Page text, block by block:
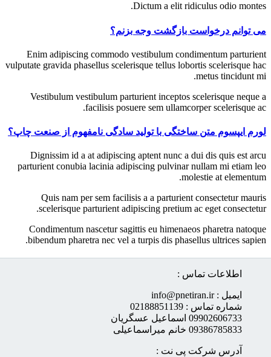
Dictum a elit ridiculus odio montes.
می توانم درخواست بازگشت وجه بزنم؟
Enim adipiscing commodo vestibulum condimentum parturient
vulputate gravida phasellus scelerisque tellus lobortis scelerisque hac
metus tincidunt mi.
Vestibulum vestibulum parturient inceptos scelerisque neque a
facilisis posuere sem ullamcorper scelerisque ac.
لورم ایپسوم متن ساختگی با تولید سادگی نامفهوم از صنعت چاپ؟
Dignissim id a at adipiscing aptent nunc a dui dis quis est arcu
parturient conubia lacinia adipiscing pulvinar nullam mi etiam leo
molestie at elementum.
Quis nam per sem facilisis a a parturient consectetur mauris
scelerisque parturient adipiscing pretium ac eget consectetur.
Condimentum nascetur sagittis eu himenaeos pharetra natoque
bibendum pharetra nec vel a turpis dis phasellus ultrices sapien.
اطلاعات تماس :
ایمیل : info@pnetiran.ir
شماره تماس : 02188851139
09902606733 اسماعیل عسگریان
09386785833 خانم میراسماعیلی
آدرس شرکت پی نت :